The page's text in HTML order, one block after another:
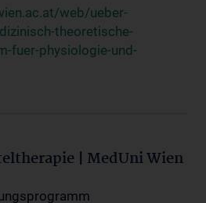
web/ueber-
theoretische-
fuer-physiologie-und-
| MedUni Wien